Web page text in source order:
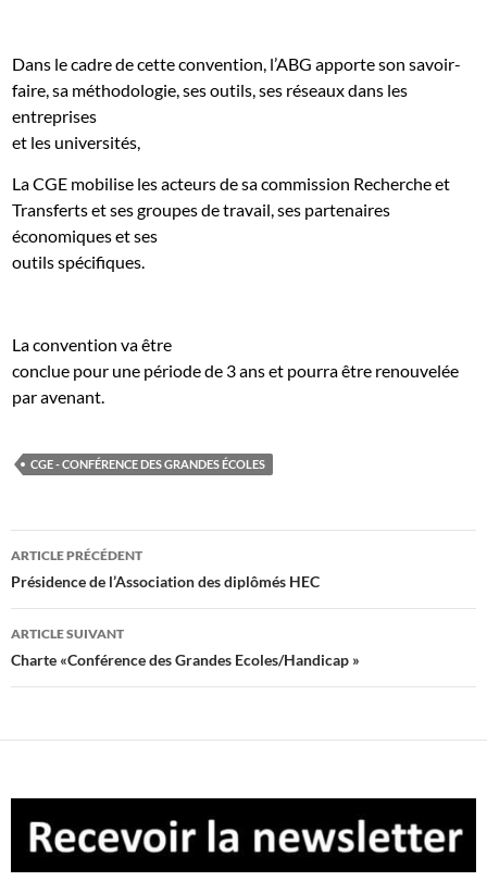
Dans le cadre de cette convention, l’ABG apporte son savoir-
faire, sa méthodologie, ses outils, ses réseaux dans les
entreprises
et les universités,
La CGE mobilise les acteurs de sa commission Recherche et
Transferts et ses groupes de travail, ses partenaires
économiques et ses
outils spécifiques.
La convention va être
conclue pour une période de 3 ans et pourra être renouvelée
par avenant.
CGE - CONFÉRENCE DES GRANDES ÉCOLES
Navigation
des
articles
ARTICLE PRÉCÉDENT
Présidence de l’Association des diplômés HEC
ARTICLE SUIVANT
Charte «Conférence des Grandes Ecoles/Handicap »